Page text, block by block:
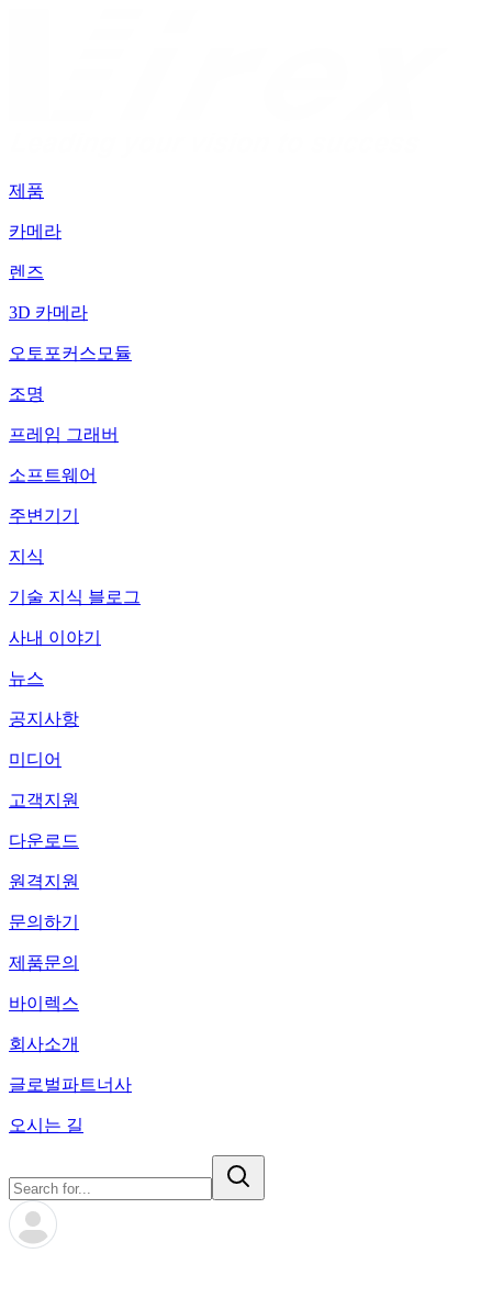
제품
카메라
렌즈
3D 카메라
오토포커스모듈
조명
프레임 그래버
소프트웨어
주변기기
지식
기술 지식 블로그
사내 이야기
뉴스
공지사항
미디어
고객지원
다운로드
원격지원
문의하기
제품문의
바이렉스
회사소개
글로벌파트너사
오시는 길